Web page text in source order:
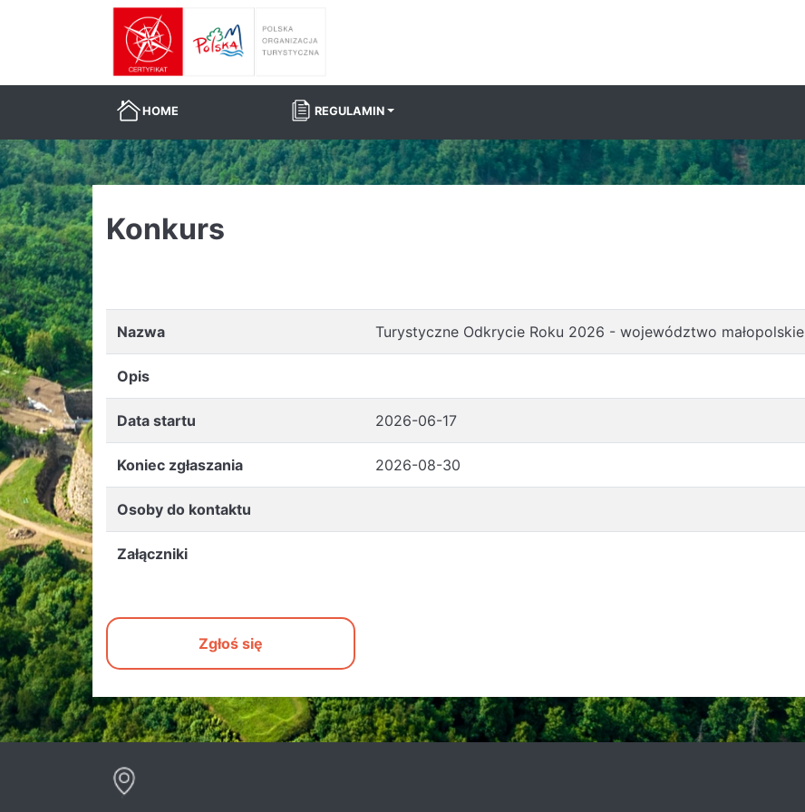
HOME REGULAMIN
Konkurs
Nazwa Turystyczne Odkrycie Roku 2026 - województwo małopolskie
Opis
Data startu 2026-06-17
Koniec zgłaszania 2026-08-30
Osoby do kontaktu
Załączniki
Zgłoś się